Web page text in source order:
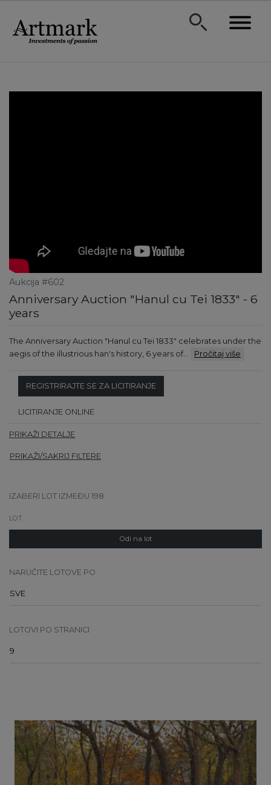
Aukcija #602
Anniversary Auction "Hanul cu Tei 1833" - 6
years
The Anniversary Auction "Hanul cu Tei 1833" celebrates under the
aegis of the illustrious han's history, 6 years of…
Pročitaj više
REGISTRIRAJTE SE ZA LICITIRANJE
LICITIRANJE ONLINE
PRIKAŽI DETALJE
PRIKAŽI/SAKRIJ FILTERE
IZABERI LOT IZMEĐU 198
Odi na lot
NARUČITE LOTOVE PO
LOTOVI PO STRANICI